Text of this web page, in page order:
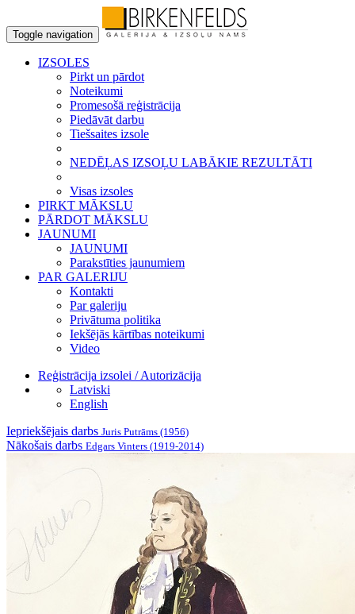
Toggle navigation
IZSOLES
Pirkt un pārdot
Noteikumi
Promesošā reģistrācija
Piedāvāt darbu
Tiešsaites izsole
NEDĒĻAS IZSOĻU LABĀKIE REZULTĀTI
Visas izsoles
PIRKT MĀKSLU
PĀRDOT MĀKSLU
JAUNUMI
JAUNUMI
Parakstīties jaunumiem
PAR GALERIJU
Kontakti
Par galeriju
Privātuma politika
Iekšējās kārtības noteikumi
Video
Reģistrācija izsolei / Autorizācija
Latviski
English
Iepriekšējais darbs Juris Putrāms (1956)
Nākošais darbs Edgars Vinters (1919-2014)